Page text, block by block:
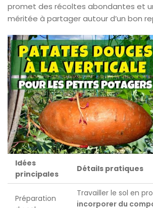
promet des récoltes abondantes et
méritée à partager autour d’un bon
Idées
principales
Détails pratiques
Préparation
Travailler le sol en
incorporer du